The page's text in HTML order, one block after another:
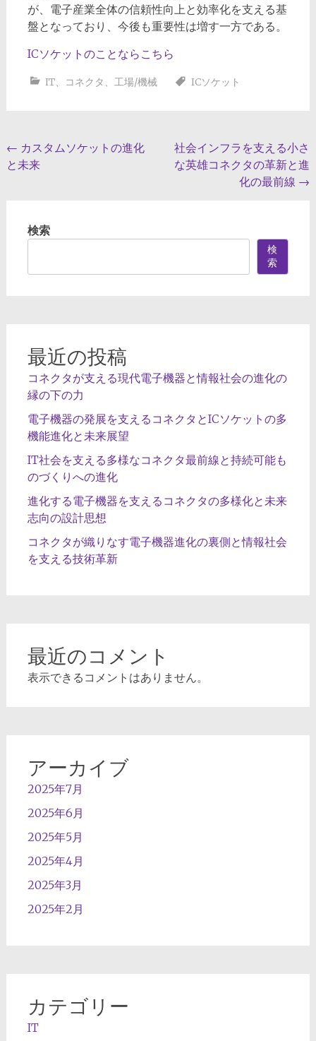
が、電子産業全体の信頼性向上と効率化を支える基
盤となっており、今後も重要性は増す一方である。
ICソケットのことならこちら
IT、 コネクタ 、 工場/機械 ICソケット
投
稿
← カスタムソケットの進化
と未来
社会インフラを支える小さ
な英雄コネクタの革新と進
化の最前線 →
検索
検
索
最近の投稿
コネクタが支える現代電子機器と情報社会の進化の
縁の下の力
電子機器の発展を支えるコネクタとICソケットの多
機能進化と未来展望
IT社会を支える多様なコネクタ最前線と持続可能も
のづくりへの進化
進化する電子機器を支えるコネクタの多様化と未来
志向の設計思想
コネクタが織りなす電子機器進化の裏側と情報社会
を支える技術革新
最近のコメント
表示できるコメントはありません。
アーカイブ
2025年7月
2025年6月
2025年5月
2025年4月
2025年3月
2025年2月
カテゴリー
IT